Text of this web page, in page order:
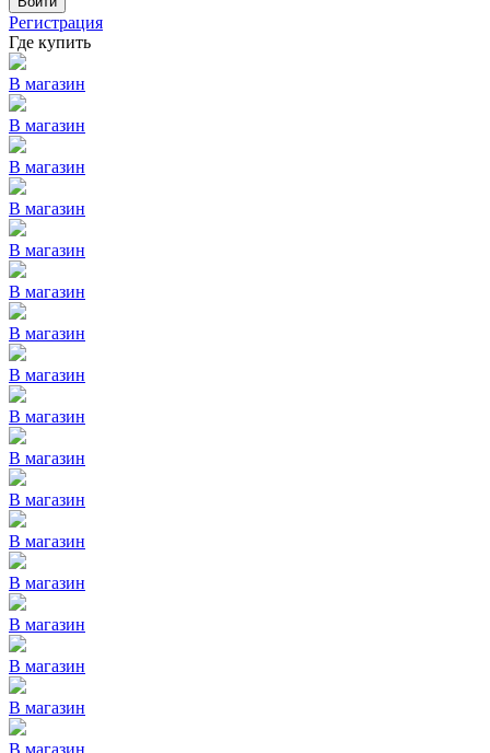
Регистрация
Где купить
В магазин
В магазин
В магазин
В магазин
В магазин
В магазин
В магазин
В магазин
В магазин
В магазин
В магазин
В магазин
В магазин
В магазин
В магазин
В магазин